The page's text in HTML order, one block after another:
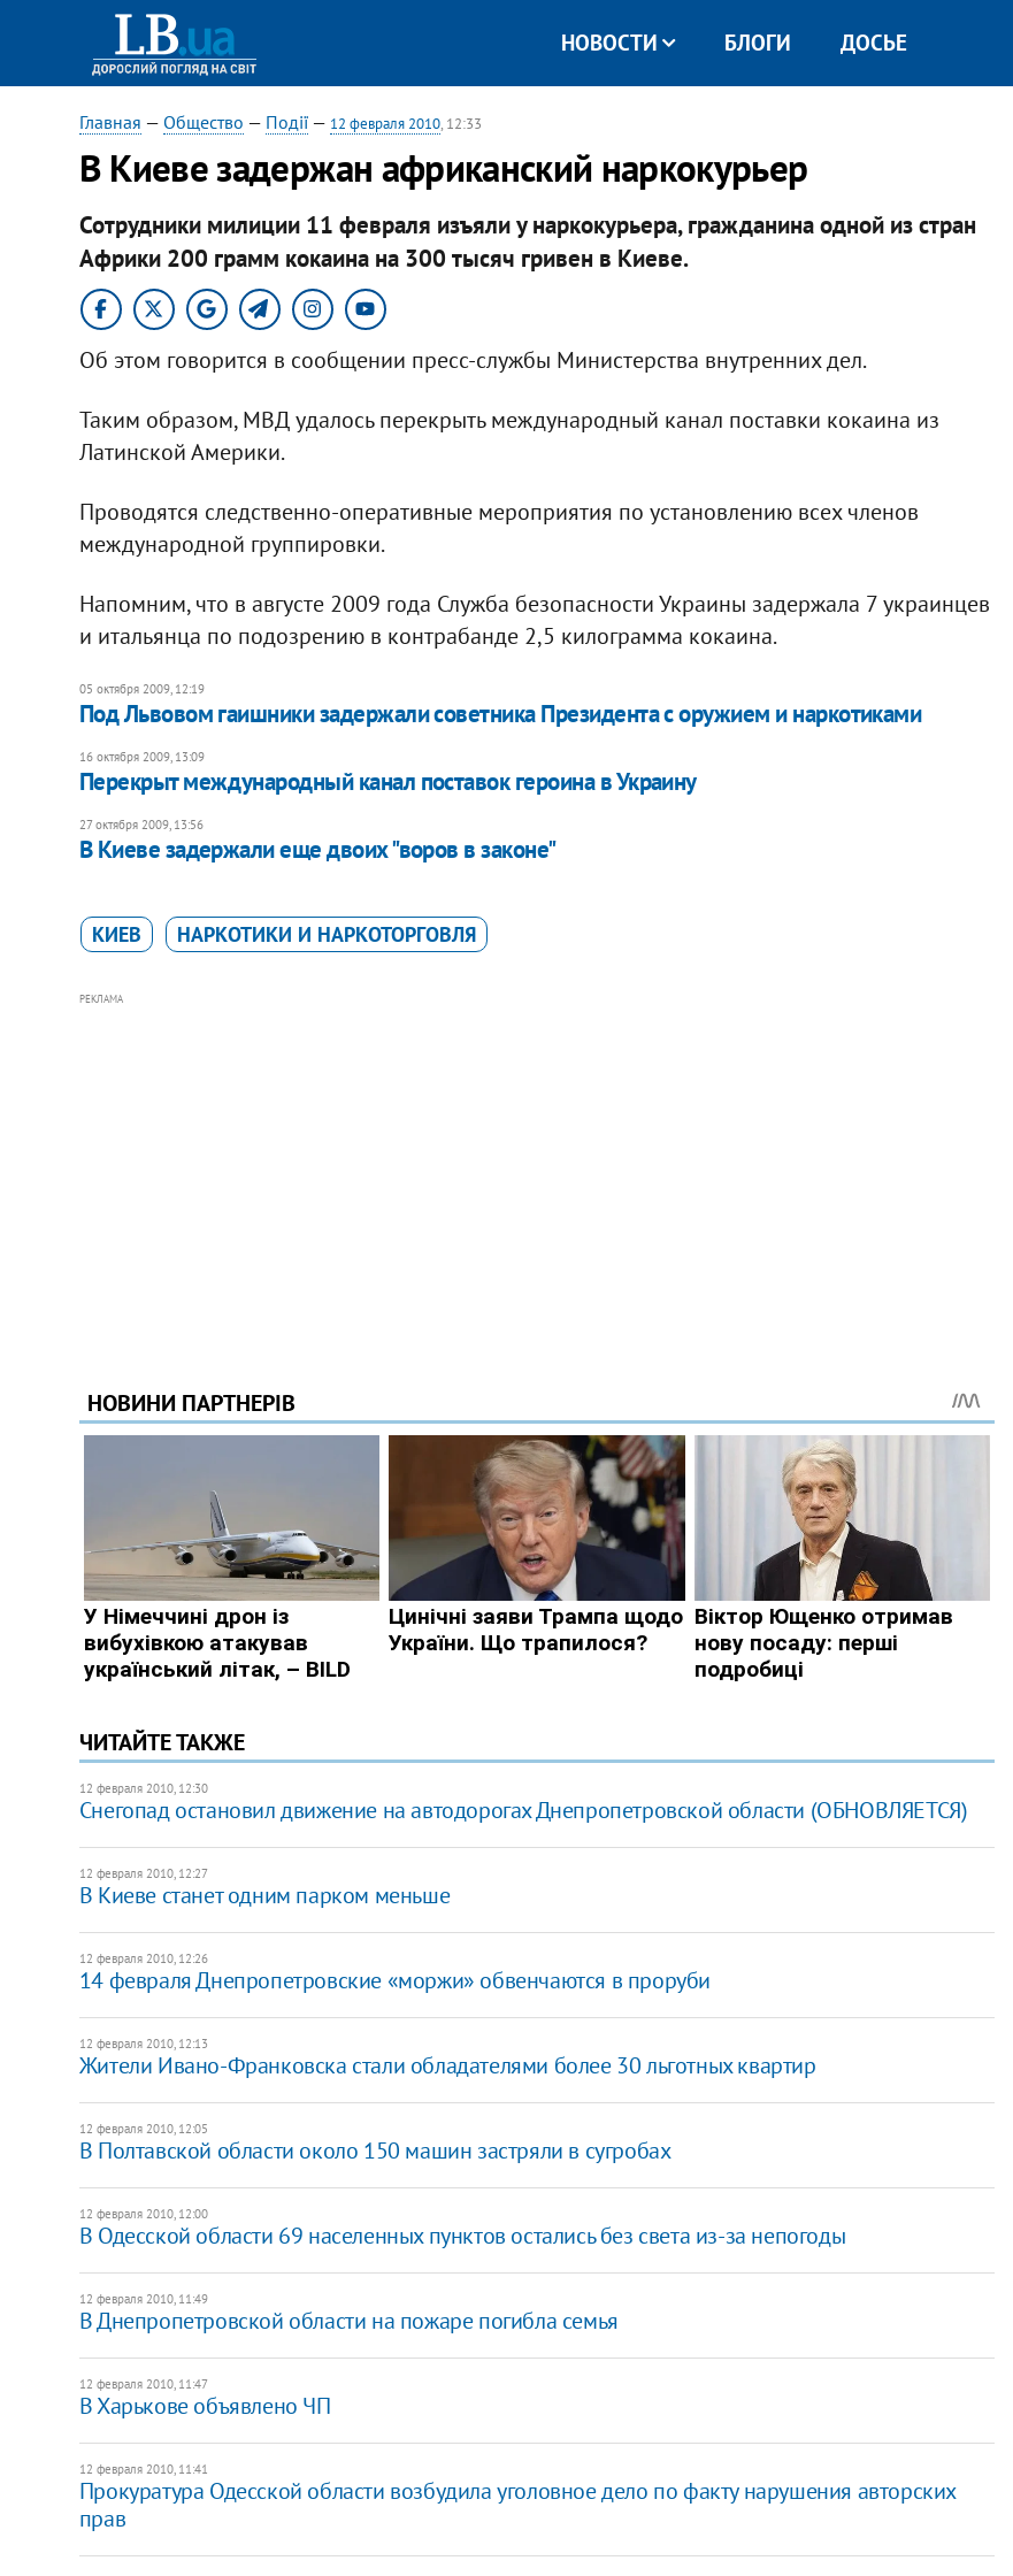
НОВОСТИ БЛОГИ ДОСЬЕ
Главная — Общество — Події— 12 февраля 2010, 12:33
В Киеве задержан африканский наркокурьер
Сотрудники милиции 11 февраля изъяли у наркокурьера, гражданина одной из стран
Африки 200 грамм кокаина на 300 тысяч гривен в Киеве.
Об этом говорится в сообщении пресс-службы Министерства внутренних дел.
Таким образом, МВД удалось перекрыть международный канал поставки кокаина из
Латинской Америки.
Проводятся следственно-оперативные мероприятия по установлению всех членов
международной группировки.
Напомним, что в августе 2009 года Служба безопасности Украины задержала 7 украинцев
и итальянца по подозрению в контрабанде 2,5 килограмма кокаина.
05 октября 2009, 12:19
Под Львовом гаишники задержали советника Президента с оружием и наркотиками
16 октября 2009, 13:09
Перекрыт международный канал поставок героина в Украину
27 октября 2009, 13:56
В Киеве задержали еще двоих "воров в законе"
КИЕВ НАРКОТИКИ И НАРКОТОРГОВЛЯ
РЕКЛАМА
ЧИТАЙТЕ ТАКЖЕ
12 февраля 2010, 12:30
Снегопад остановил движение на автодорогах Днепропетровской области (ОБНОВЛЯЕТСЯ)
12 февраля 2010, 12:27
В Киеве станет одним парком меньше
12 февраля 2010, 12:26
14 февраля Днепропетровские «моржи» обвенчаются в проруби
12 февраля 2010, 12:13
Жители Ивано-Франковска стали обладателями более 30 льготных квартир
12 февраля 2010, 12:05
В Полтавской области около 150 машин застряли в сугробах
12 февраля 2010, 12:00
В Одесской области 69 населенных пунктов остались без света из-за непогоды
12 февраля 2010, 11:49
В Днепропетровской области на пожаре погибла семья
12 февраля 2010, 11:47
В Харькове объявлено ЧП
12 февраля 2010, 11:41
Прокуратура Одесской области возбудила уголовное дело по факту нарушения авторских
прав